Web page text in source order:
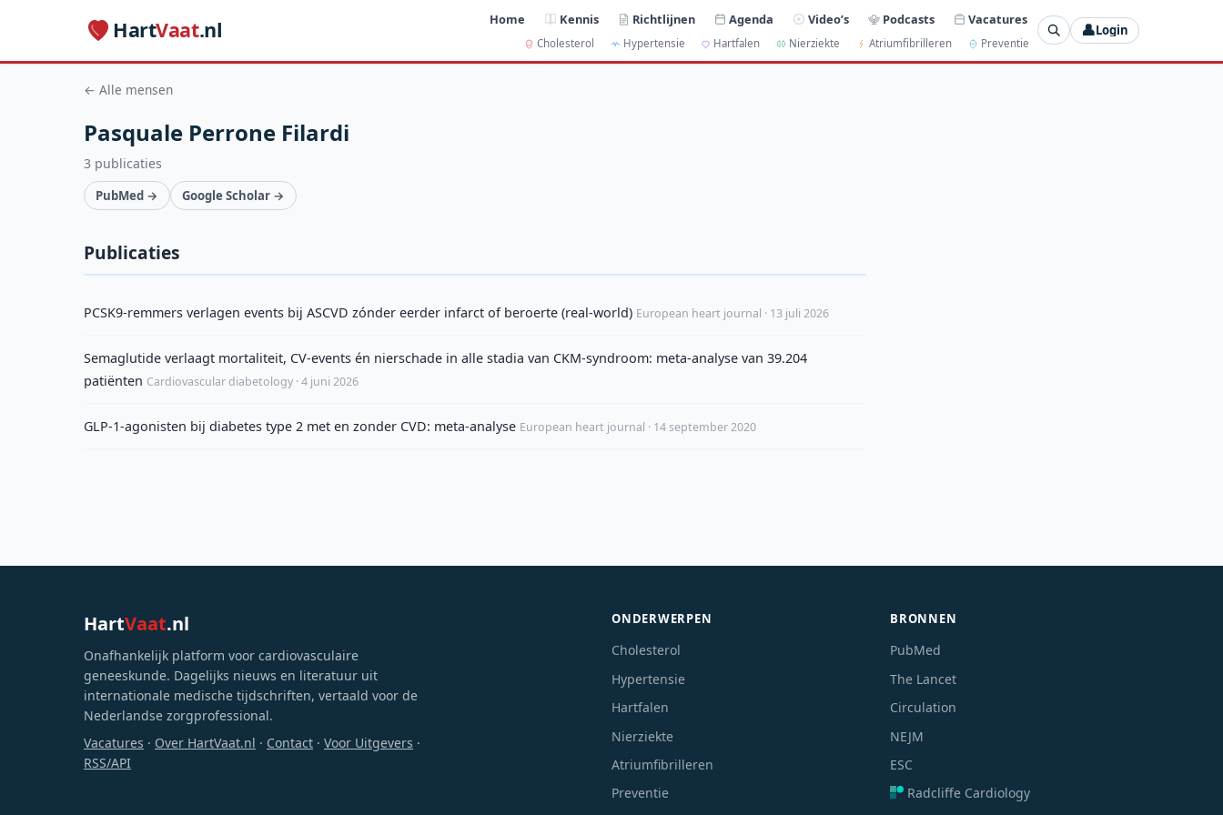
HartVaat.nl Home Kennis Richtlijnen Agenda Video’s Podcasts Vacatures
Cholesterol Hypertensie Hartfalen Nierziekte Atriumfibrilleren Preventie
👤Login
← Alle mensen
Pasquale Perrone Filardi
3 publicaties
PubMed → Google Scholar →
Publicaties
PCSK9-remmers verlagen events bij ASCVD zónder eerder infarct of beroerte (real-world) European heart journal · 13 juli 2026
Semaglutide verlaagt mortaliteit, CV-events én nierschade in alle stadia van CKM-syndroom: meta-analyse van 39.204
patiënten Cardiovascular diabetology · 4 juni 2026
GLP-1-agonisten bij diabetes type 2 met en zonder CVD: meta-analyse European heart journal · 14 september 2020
HartVaat.nl
Onafhankelijk platform voor cardiovasculaire
geneeskunde. Dagelijks nieuws en literatuur uit
internationale medische tijdschriften, vertaald voor de
Nederlandse zorgprofessional.
Vacatures · Over HartVaat.nl · Contact · Voor Uitgevers ·
RSS/API
ONDERWERPEN
Cholesterol
Hypertensie
Hartfalen
Nierziekte
Atriumfibrilleren
Preventie
BRONNEN
PubMed
The Lancet
Circulation
NEJM
ESC
Radcliffe Cardiology